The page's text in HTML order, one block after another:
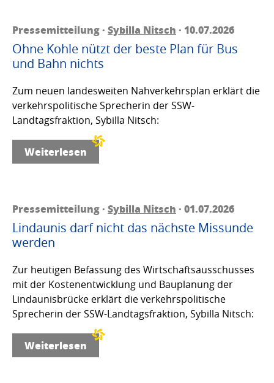
Pressemitteilung · Sybilla Nitsch · 10.07.2026
Ohne Kohle nützt der beste Plan für Bus
und Bahn nichts
Zum neuen landesweiten Nahverkehrsplan erklärt die
verkehrspolitische Sprecherin der SSW-
Landtagsfraktion, Sybilla Nitsch:
Weiterlesen
Pressemitteilung · Sybilla Nitsch · 01.07.2026
Lindaunis darf nicht das nächste Missunde
werden
Zur heutigen Befassung des Wirtschaftsausschusses
mit der Kostenentwicklung und Bauplanung der
Lindaunisbrücke erklärt die verkehrspolitische
Sprecherin der SSW-Landtagsfraktion, Sybilla Nitsch:
Weiterlesen